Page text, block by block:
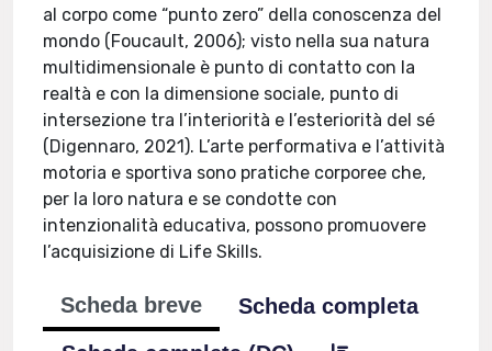
al corpo come “punto zero” della conoscenza del
mondo (Foucault, 2006); visto nella sua natura
multidimensionale è punto di contatto con la
realtà e con la dimensione sociale, punto di
intersezione tra l’interiorità e l’esteriorità del sé
(Digennaro, 2021). L’arte performativa e l’attività
motoria e sportiva sono pratiche corporee che,
per la loro natura e se condotte con
intenzionalità educativa, possono promuovere
l’acquisizione di Life Skills.
Scheda breve
Scheda completa